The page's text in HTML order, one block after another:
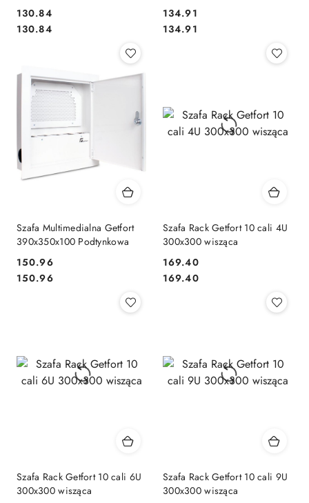
Cena:
130.84
Cena:
130.84
Cena:
134.91
Cena:
134.91
Szafa Multimedialna Getfort
390x350x100 Podtynkowa
Cena:
150.96
Cena:
150.96
Szafa Rack Getfort 10 cali 4U
300x300 wisząca
Cena:
169.40
Cena:
169.40
Szafa Rack Getfort 10 cali 6U
300x300 wisząca
Szafa Rack Getfort 10 cali 9U
300x300 wisząca